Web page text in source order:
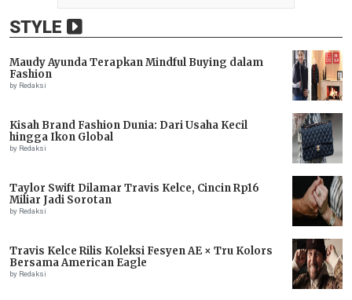
STYLE
Maudy Ayunda Terapkan Mindful Buying dalam
Fashion
by Redaksi
Kisah Brand Fashion Dunia: Dari Usaha Kecil
hingga Ikon Global
by Redaksi
Taylor Swift Dilamar Travis Kelce, Cincin Rp16
Miliar Jadi Sorotan
by Redaksi
Travis Kelce Rilis Koleksi Fesyen AE × Tru Kolors
Bersama American Eagle
by Redaksi